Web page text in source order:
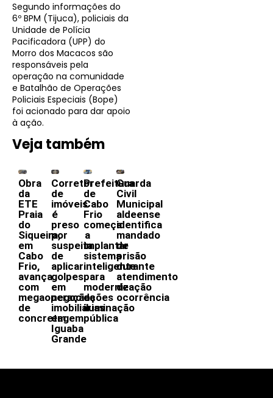
Segundo informações do
6º BPM (Tijuca), policiais da
Unidade de Polícia
Pacificadora (UPP) do
Morro dos Macacos são
responsáveis pela
operação na comunidade
e Batalhão de Operações
Policiais Especiais (Bope)
foi acionado para dar apoio
à ação.
Veja também
Obra
da
ETE
Praia
do
Siqueira,
em
Cabo
Frio,
avança
com
megaoperação
de
concretagem
Corretor
de
imóveis
é
preso
por
suspeita
de
aplicar
golpes
em
negociações
imobiliárias
em
Iguaba
Grande
Prefeitura
de
Cabo
Frio
começa
a
implantar
sistema
inteligente
para
modernização
da
iluminação
pública
Guarda
Civil
Municipal
aldeense
identifica
mandado
de
prisão
durante
atendimento
de
ocorrência